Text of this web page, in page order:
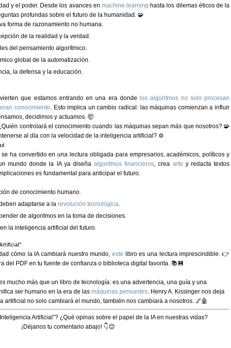
y el poder. Desde los avances en machine learning hasta los dilemas éticos de la
profundas sobre el futuro de la humanidad. 🧩
forma de razonamiento no humana.
de la realidad y la verdad.
del pensamiento algorítmico.
global de la automatización.
la defensa y la educación.
que estamos entrando en una era donde
los algoritmos no solo procesan
conocimiento. Esto implica un cambio radical: las máquinas comienzan a influir
decidimos y actuamos. 🤯
controlará el conocimiento cuando las máquinas sepan más que nosotros?🧩
al día con la velocidad de la inteligencia artificial? ⚙️
se ha convertido en una lectura obligada para empresarios, académicos, políticos y
mundo donde la IA ya diseña algoritmos financieros, crea arte y redacta textos
es fundamental para anticipar el futuro.
de conocimiento humano.
adaptarse a la revolución tecnológica.
de algoritmos en la toma de decisiones.
la inteligencia artificial del futuro.
cómo la IA cambiará nuestro mundo, este libro es una lectura imprescindible. 👉
del PDF en tu fuente de confianza o biblioteca digital favorita. 📚💾
mucho más que un libro de tecnología: es una advertencia, una guía y una
ser humano en la era de las máquinas pensantes. Henry A. Kissinger nos deja
artificial no solo cambiará el mundo, también nos cambiará a nosotros. 🌌🤖
Artificial”? ¿Qué opinas sobre el papel de la IA en nuestras vidas?
¡Déjanos tu comentario abajo! 👇😊